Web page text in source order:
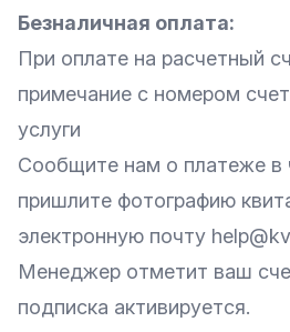
Безналичная оплата:
При оплате на расчетный
примечание с номером
услуги
Сообщите нам о платеже в
пришлите фотографию
электронную почту
Менеджер отметит ваш
подписка активируется.